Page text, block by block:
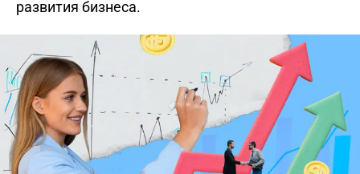
развития бизнеса.